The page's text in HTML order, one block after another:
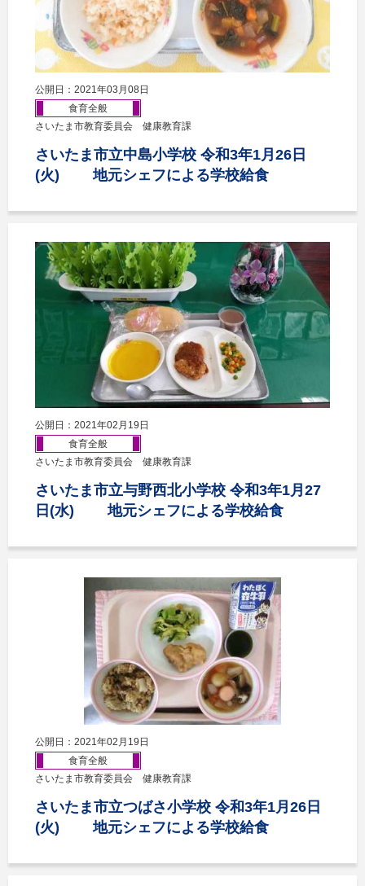
公開日：2021年03月08日
食育全般
さいたま市教育委員会 健康教育課
さいたま市立中島小学校 令和3年1月26日
(火) 地元シェフによる学校給食
公開日：2021年02月19日
食育全般
さいたま市教育委員会 健康教育課
さいたま市立与野西北小学校 令和3年1月27
日(水) 地元シェフによる学校給食
公開日：2021年02月19日
食育全般
さいたま市教育委員会 健康教育課
さいたま市立つばさ小学校 令和3年1月26日
(火) 地元シェフによる学校給食